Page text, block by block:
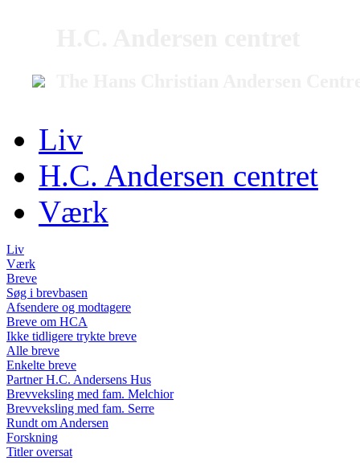
Liv
H.C. Andersen centret
Værk
Liv
Værk
Breve
Søg i brevbasen
Afsendere og modtagere
Breve om HCA
Ikke tidligere trykte breve
Alle breve
Enkelte breve
Partner H.C. Andersens Hus
Brevveksling med fam. Melchior
Brevveksling med fam. Serre
Rundt om Andersen
Forskning
Titler oversat